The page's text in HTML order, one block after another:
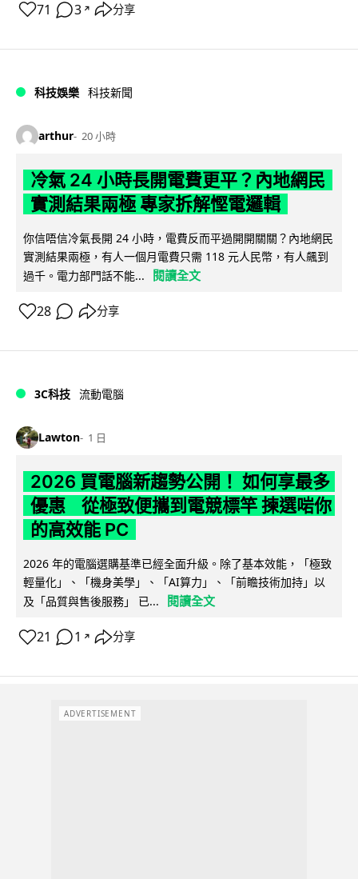
71 3 ↗ 分享
科技娛樂 科技新聞
arthur 20 小時
冷氣 24 小時長開電費更平？內地網民
實測結果兩極 專家拆解慳電邏輯
你信唔信冷氣長開 24 小時，電費反而平過開開關關？內地網民
實測結果兩極，有人一個月電費只需 118 元人民幣，有人飆到
過千。電力部門話不能...
閱讀全文
28 分享
3C科技 流動電腦
Lawton 1 日
2026 買電腦新趨勢公開！ 如何享最多
優惠 從極致便攜到電競標竿 揀選啱你
的高效能 PC
2026 年的電腦選購基準已經全面升級。除了基本效能，「極致
輕量化」、「機身美學」、「AI算力」、「前瞻技術加持」以
及「品質與售後服務」 已...
閱讀全文
21 1 ↗ 分享
ADVERTISEMENT